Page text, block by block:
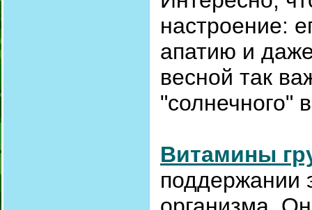
настроение:
апатию и
весной так
"солнечного"
Витамины
поддержании